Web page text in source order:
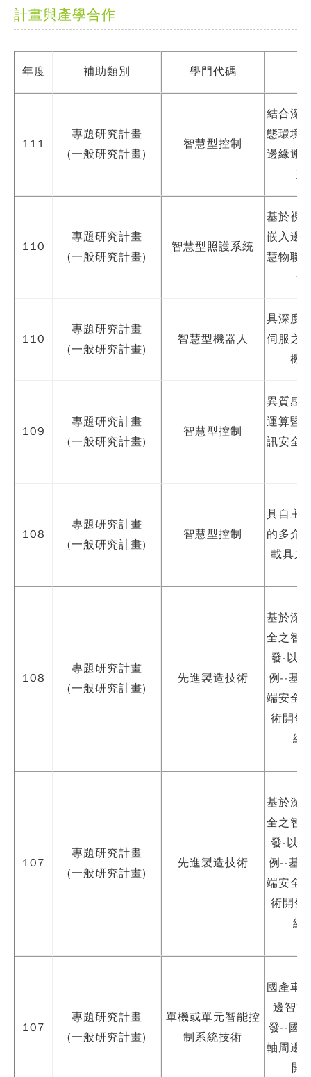
計畫與產學合作
年度 補助類別 學門代碼
111
專題研究計畫
(一般研究計畫)
智慧型控制
結合深
態環境
邊緣運
建
110
專題研究計畫
(一般研究計畫)
智慧型照護系統
基於視
嵌入邊
慧物聯
合
110
專題研究計畫
(一般研究計畫)
智慧型機器人
具深度
伺服之
機
109
專題研究計畫
(一般研究計畫)
智慧型控制
異質感
運算暨
訊安全
108
專題研究計畫
(一般研究計畫)
智慧型控制
具自主
的多介
載具之
108
專題研究計畫
(一般研究計畫)
先進製造技術
基於深
全之智
發-以
例--基
端安全
術開發
線
107
專題研究計畫
(一般研究計畫)
先進製造技術
基於深
全之智
發-以
例--基
端安全
術開發
線
107
專題研究計畫
(一般研究計畫)
單機或單元智能控
制系統技術
國產車
邊智
發--國
軸周邊
開